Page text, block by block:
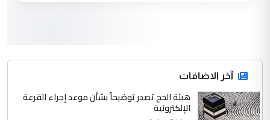
التعليق : قرار مستعجل جدا ولامصلحة فيه
للوزاره ولا للمواطن القرار الصائب يكون بعد
الاستماع للمدير ومغرفة ...
الموضوع :
وزير الصحة يعفي مدير مستشفى الكرخ
آخر الاضافات
هيئة الحج تصدر توضيحاً بشأن موعد إجراء القرعة
الإلكترونية